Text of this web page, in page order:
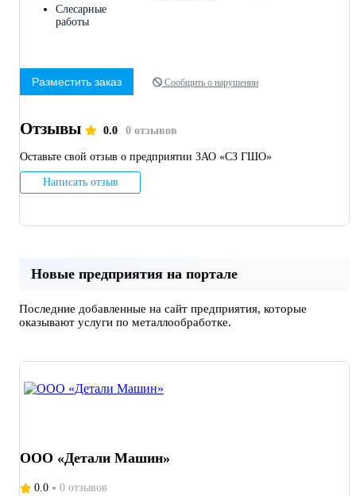
Слесарные
работы
Разместить заказ Сообщить о нарушении
Отзывы 0.0 0 отзывов
Оставьте свой отзыв о предприятии ЗАО «СЗ ГШО»
Написать отзыв
Новые предприятия на портале
Последние добавленные на сайт предприятия, которые
оказывают услуги по металлообработке.
ООО «Детали Машин»
0.0
0 отзывов